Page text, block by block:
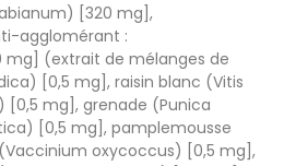
[320 mg],
agglomérant :
mg] (extrait de mélanges de
[0,5 mg], raisin blanc (Vitis
[0,5 mg], grenade (Punica
[0,5 mg], pamplemousse
oxycoccus) [0,5 mg],